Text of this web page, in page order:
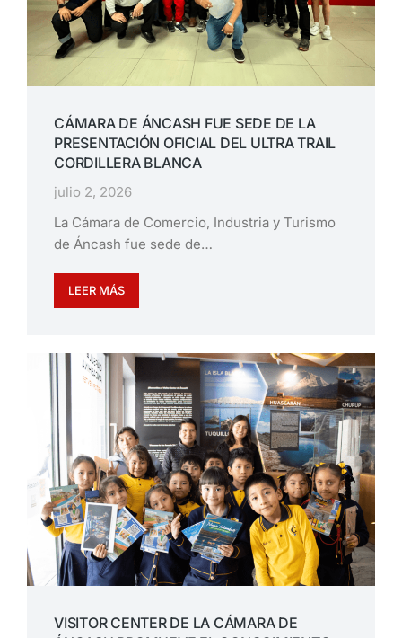
CÁMARA DE ÁNCASH FUE SEDE DE LA
PRESENTACIÓN OFICIAL DEL ULTRA TRAIL
CORDILLERA BLANCA
julio 2, 2026
La Cámara de Comercio, Industria y Turismo
de Áncash fue sede de…
LEER MÁS
VISITOR CENTER DE LA CÁMARA DE